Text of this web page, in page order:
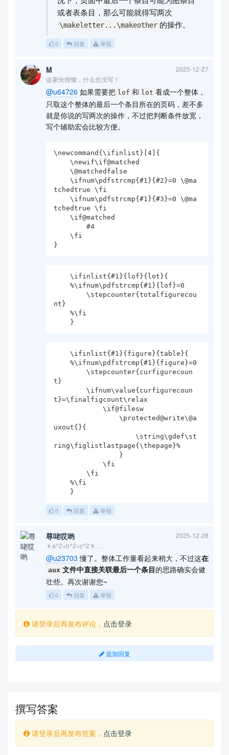
或者表条目，那么可能就得写两次
\makeletter...\makeother 的操作。
0 回复 举报
M
2025-12-27
这家伙很懒，什么也没写！
@u64726 如果需要把 lof 和 lot 看成一个整体，
只取这个整体的最后一个条目所在的页码，差不多
就是你说的写两次的操作，不过把判断条件放宽，
写个辅助宏会比较方便。
\newcommand{\ifinlist}[4]{
    \newif\if@matched
    \@matchedfalse
    \ifnum\pdfstrcmp{#1}{#2}=0 \@ma
tchedtrue \fi
    \ifnum\pdfstrcmp{#1}{#3}=0 \@ma
tchedtrue \fi
    \if@matched
        #4
    \fi
}
    \ifinlist{#1}{lof}{lot}{
    %\ifnum\pdfstrcmp{#1}{lof}=0
        \stepcounter{totalfigurecou
nt}
    %\fi
    }
    \ifinlist{#1}{figure}{table}{
    %\ifnum\pdfstrcmp{#1}{figure}=0
        \stepcounter{curfigurecoun
t}
        \ifnum\value{curfigurecoun
t}=\finalfigcount\relax
            \if@filesw
                \protected@write\@a
uxout{}{
                    \string\gdef\st
ring\figlistlastpage{\thepage}%
            \fi
        \fi
    %\fi
    }
0 回复 举报
尊咾哎哟
2025-12-28
￥a^2+b^2=c^2￥. . .
@u23703 懂了。整体工作量看起来稍大，不过这在
aux 文件中直接关联最后一个条目的思路确实会健
壮些。再次谢谢您~
0 回复 举报
请登录后再发布评论， 点击登录
追加回复
撰写答案
请登录后再发布答案， 点击登录